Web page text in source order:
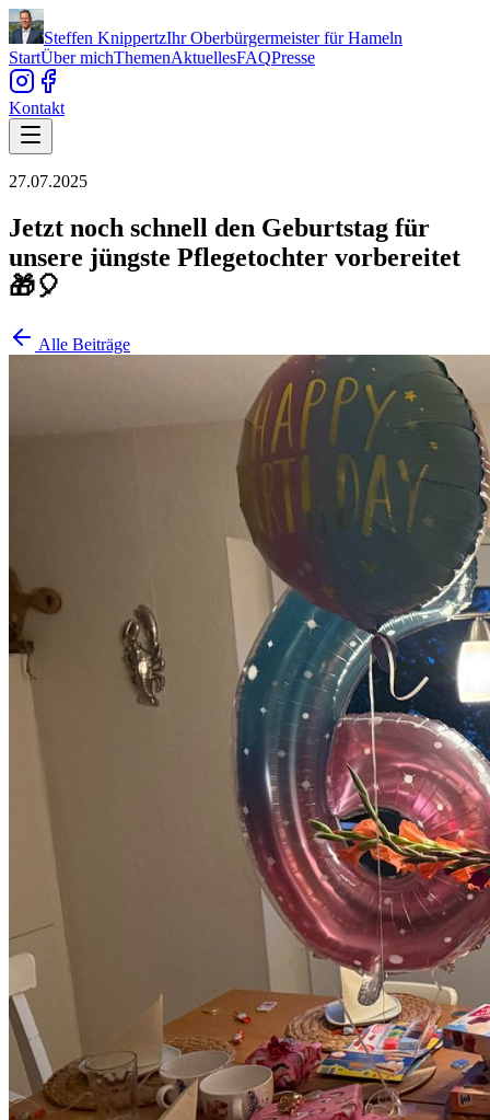
Steffen KnippertzIhr Oberbürgermeister für Hameln
StartÜber michThemenAktuellesFAQPresse
Kontakt
27.07.2025
Jetzt noch schnell den Geburtstag für
unsere jüngste Pflegetochter vorbereitet
🎁🎈
Alle Beiträge